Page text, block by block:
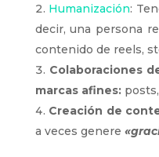
Humanización:
decir, una persona
contenido de reels,
Colaboraciones
marcas afines:posts,
Creación de
a veces genere